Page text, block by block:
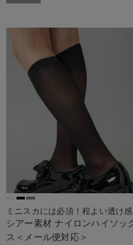
ミニスカには必須！程よい透け
シアー素材 ナイロンハイソッ
ス＜メール便対応＞